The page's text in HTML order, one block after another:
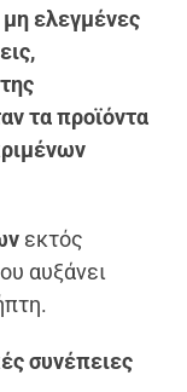
ελεγμένες
τα προϊόντα
εκτός
αυξάνει
συνέπειες